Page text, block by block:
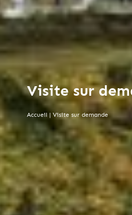
Visite sur
Accueil| Visite sur demande